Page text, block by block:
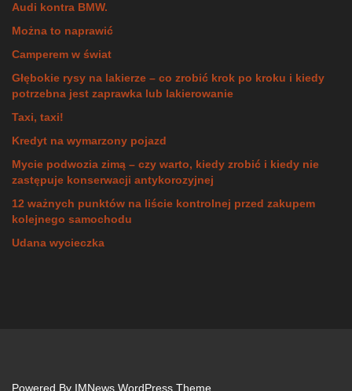
Audi kontra BMW.
Można to naprawić
Camperem w świat
Głębokie rysy na lakierze – co zrobić krok po kroku i kiedy
potrzebna jest zaprawka lub lakierowanie
Taxi, taxi!
Kredyt na wymarzony pojazd
Mycie podwozia zimą – czy warto, kiedy zrobić i kiedy nie
zastępuje konserwacji antykorozyjnej
12 ważnych punktów na liście kontrolnej przed zakupem
kolejnego samochodu
Udana wycieczka
Powered By IMNews WordPress Theme